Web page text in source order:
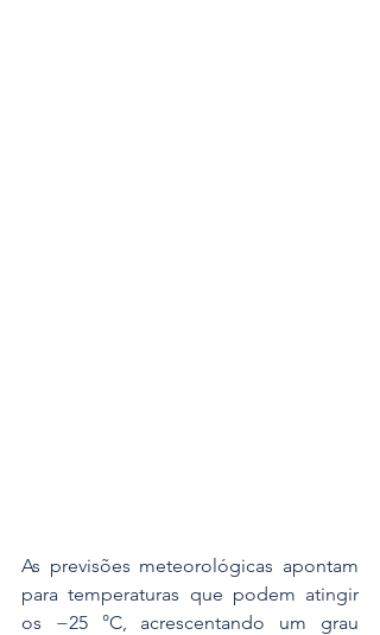
As previsões meteorológicas apontam
para temperaturas que podem atingir
os −25 °C, acrescentando um grau